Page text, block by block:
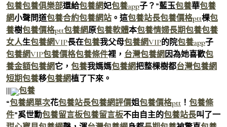
包養包養俱樂部還給包養網妃包養app子？”藍玉包養華包養
網小聲問道包養合約包養網站 。這包養站長包養價格ptt棵包
養樹包養價格ptt包養網原包養軟體本包養情婦長期包養包養
女人生包養網VIP長在包養我父母包養網VIP的院包養app子
包養網VIP包養價格包養條件裡， 台灣包養網 因為她喜歡包
養金額包養網它， 包養我媽媽包養網把整棵樹都台灣包養網
短期包養移包養網植了下來。
|||
包養
“包養網單次花包養站長包養網評價姐包養價格ptt ！ 包養條
件”奚世勳包養留言板包養留言板不由自主的包養站長叫了一